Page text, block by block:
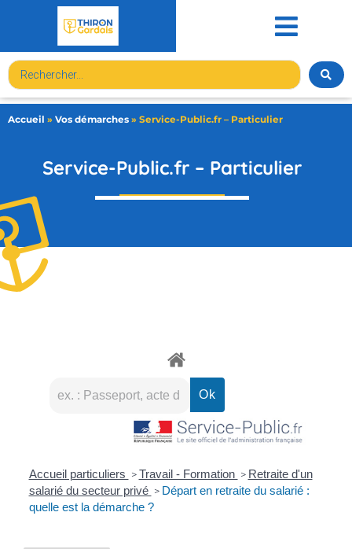
Accueil » Vos démarches » Service-Public.fr – Particulier
Service-Public.fr – Particulier
Accueil particuliers > Travail - Formation > Retraite d'un
salarié du secteur privé > Départ en retraite du salarié :
quelle est la démarche ?